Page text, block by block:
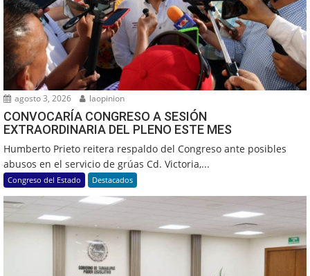
agosto 3, 2026 laopinion
CONVOCARÍA CONGRESO A SESIÓN
EXTRAORDINARIA DEL PLENO ESTE MES
Humberto Prieto reitera respaldo del Congreso ante posibles
abusos en el servicio de grúas Cd. Victoria,...
Congreso del Estado Destacados